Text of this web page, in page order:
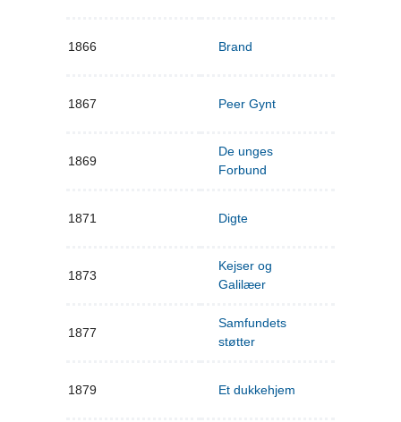
1866 Brand
1867 Peer Gynt
1869
De unges
Forbund
1871 Digte
1873
Kejser og
Galilæer
1877
Samfundets
støtter
1879 Et dukkehjem